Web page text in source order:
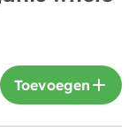
Toevoegen